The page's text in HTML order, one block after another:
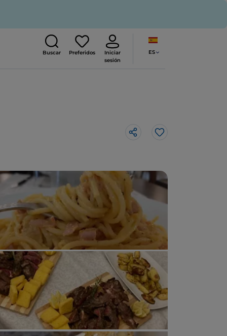
Buscar Preferidos
Iniciar
sesión
ES
Me gusta